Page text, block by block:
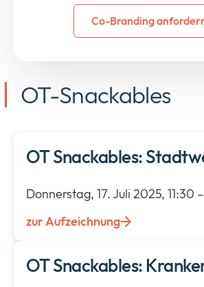
Co-Branding
OT-Snackables
OT Snackables:
Donnerstag, 17. Juli 2025, 11:30
zur Aufzeichnung
OT Snackables: